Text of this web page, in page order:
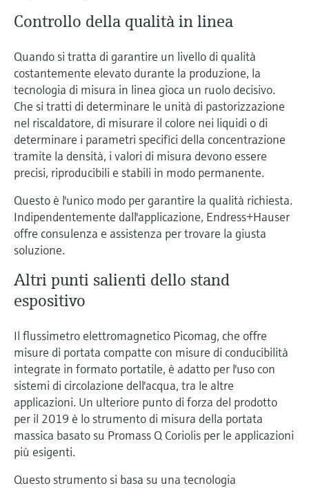
Controllo della qualità in linea
Quando si tratta di garantire un livello di qualità
costantemente elevato durante la produzione, la
tecnologia di misura in linea gioca un ruolo decisivo.
Che si tratti di determinare le unità di pastorizzazione
nel riscaldatore, di misurare il colore nei liquidi o di
determinare i parametri specifici della concentrazione
tramite la densità, i valori di misura devono essere
precisi, riproducibili e stabili in modo permanente.
Questo è l'unico modo per garantire la qualità richiesta.
Indipendentemente dall'applicazione, Endress+Hauser
offre consulenza e assistenza per trovare la giusta
soluzione.
Altri punti salienti dello stand
espositivo
Il flussimetro elettromagnetico Picomag, che offre
misure di portata compatte con misure di conducibilità
integrate in formato portatile, è adatto per l'uso con
sistemi di circolazione dell'acqua, tra le altre
applicazioni. Un ulteriore punto di forza del prodotto
per il 2019 è lo strumento di misura della portata
massica basato su Promass Q Coriolis per le applicazioni
più esigenti.
Questo strumento si basa su una tecnologia